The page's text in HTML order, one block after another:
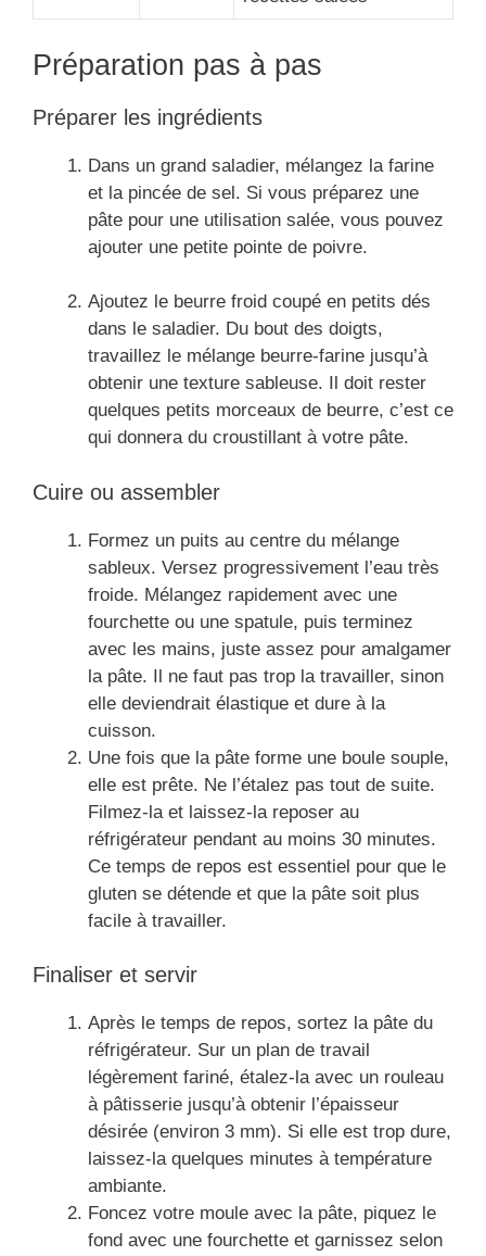
Préparation pas à pas
Préparer les ingrédients
Dans un grand saladier, mélangez la farine
et la pincée de sel. Si vous préparez une
pâte pour une utilisation salée, vous pouvez
ajouter une petite pointe de poivre.
Ajoutez le beurre froid coupé en petits dés
dans le saladier. Du bout des doigts,
travaillez le mélange beurre-farine jusqu’à
obtenir une texture sableuse. Il doit rester
quelques petits morceaux de beurre, c’est ce
qui donnera du croustillant à votre pâte.
Cuire ou assembler
Formez un puits au centre du mélange
sableux. Versez progressivement l’eau très
froide. Mélangez rapidement avec une
fourchette ou une spatule, puis terminez
avec les mains, juste assez pour amalgamer
la pâte. Il ne faut pas trop la travailler, sinon
elle deviendrait élastique et dure à la
cuisson.
Une fois que la pâte forme une boule souple,
elle est prête. Ne l’étalez pas tout de suite.
Filmez-la et laissez-la reposer au
réfrigérateur pendant au moins 30 minutes.
Ce temps de repos est essentiel pour que le
gluten se détende et que la pâte soit plus
facile à travailler.
Finaliser et servir
Après le temps de repos, sortez la pâte du
réfrigérateur. Sur un plan de travail
légèrement fariné, étalez-la avec un rouleau
à pâtisserie jusqu’à obtenir l’épaisseur
désirée (environ 3 mm). Si elle est trop dure,
laissez-la quelques minutes à température
ambiante.
Foncez votre moule avec la pâte, piquez le
fond avec une fourchette et garnissez selon